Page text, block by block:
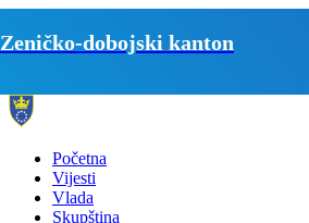
Zeničko-dobojski kanton
Početna
Vijesti
Vlada
Skupština